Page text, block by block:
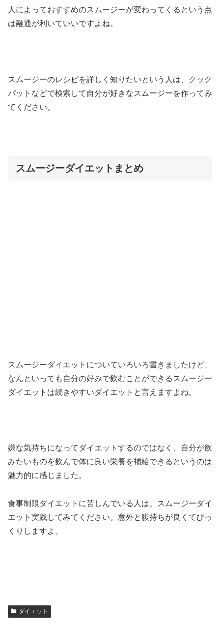
人によっておすすめのスムージーが変わってくるという点
は融通が利いていいですよね。
スムージーのレシピを詳しく知りたいという人は、クック
パットなどで検索して自分が好きなスムージーを作ってみ
てください。
スムージーダイエットまとめ
スムージーダイエットについていろいろ書きましたけど、
なんといっても自分の好みで飲むことができるスムージー
ダイエットは続きやすいダイエットと言えますよね。
嫌な気持ちになってダイエットするのではなく、自分が飲
みたいものを飲んで体に良い栄養を補給できるというのは
魅力的に感じました。
食事制限ダイエットに苦しんでいる人は、スムージーダイ
エット実践してみてください。意外と腹持ちが良くてびっ
くりしますよ。
ダイエット